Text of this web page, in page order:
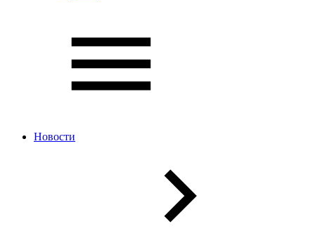
Новости